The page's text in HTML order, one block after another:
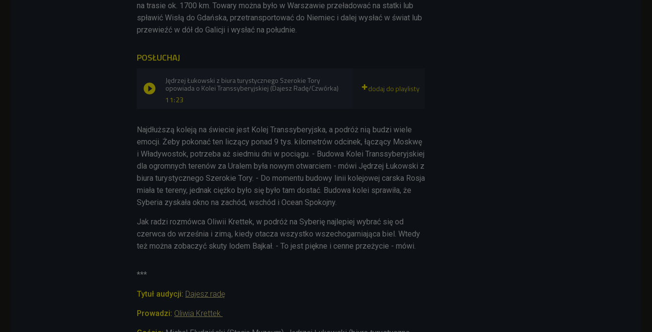
na trasie ok. 1700 km. Towary można było w Warszawie przeładować na statki lub
spławić Wisłą do Gdańska, przetransportować do Niemiec i dalej wysłać w świat lub
przewieźć w dół do Galicji i wysłać na południe.
POSŁUCHAJ
11:23
Jędrzej Łukowski z biura turystycznego Szerokie Tory
opowiada o Kolei Transsyberyjskiej (Dajesz Radę/Czwórka)
Najdłuższą koleją na świecie jest Kolej Transsyberyjska, a podróż nią budzi wiele
emocji. Żeby pokonać ten liczący ponad 9 tys. kilometrów odcinek, łączący Moskwę
i Władywostok, potrzeba aż siedmiu dni w pociągu. - Budowa Kolei Transsyberyjskiej
dla ogromnych terenów za Uralem była nowym otwarciem - mówi Jędrzej Łukowski z
biura turystycznego Szerokie Tory. - Do momentu budowy linii kolejowej carska Rosja
miała te tereny, jednak ciężko było się było tam dostać. Budowa kolei sprawiła, że
Syberia zyskała okno na zachód, wschód i Ocean Spokojny.
Jak radzi rozmówca Oliwii Krettek, w podróż na Syberię najlepiej wybrać się od
czerwca do września i zimą, kiedy otacza wszystko wszechogarniająca biel. Wtedy
też można zobaczyć skuty lodem Bajkał. - To jest piękne i cenne przeżycie - mówi.
***
Tytuł audycji: Dajesz radę
Prowadzi: Oliwia Krettek